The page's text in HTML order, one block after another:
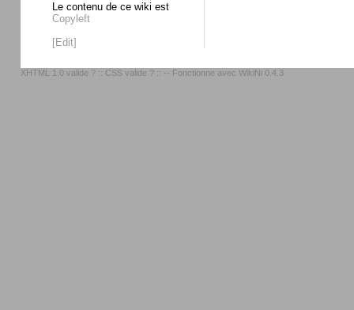
Le contenu de ce wiki est
Copyleft
[Edit]
XHTML 1.0 valide ? :: CSS valide ? :: -- Fonctionne avec WikiNi 0.4.3